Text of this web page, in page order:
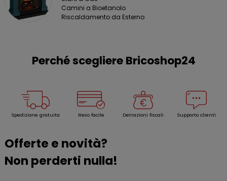
Camini a Bioetanolo
Riscaldamento da Esterno
Perché scegliere Bricoshop24
Spedizione gratuita Reso facile Detrazioni fiscali Supporto clienti
Offerte e novità?
Non perderti nulla!